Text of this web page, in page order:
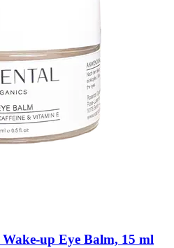
Wake-​up Eye Balm, 15 ml